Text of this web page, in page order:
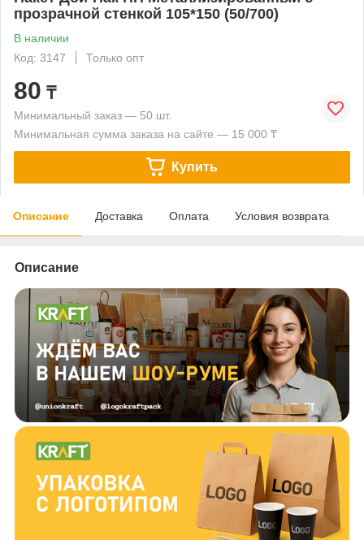
прозрачной стенкой 105*150 (50/700)
В наличии
Код: 3147
Только опт
80 ₸
Минимальный заказ — 50 шт.
Минимальная сумма заказа на сайте — 15 000 ₸
Купить
Описание Доставка Оплата Условия возврата
Описание